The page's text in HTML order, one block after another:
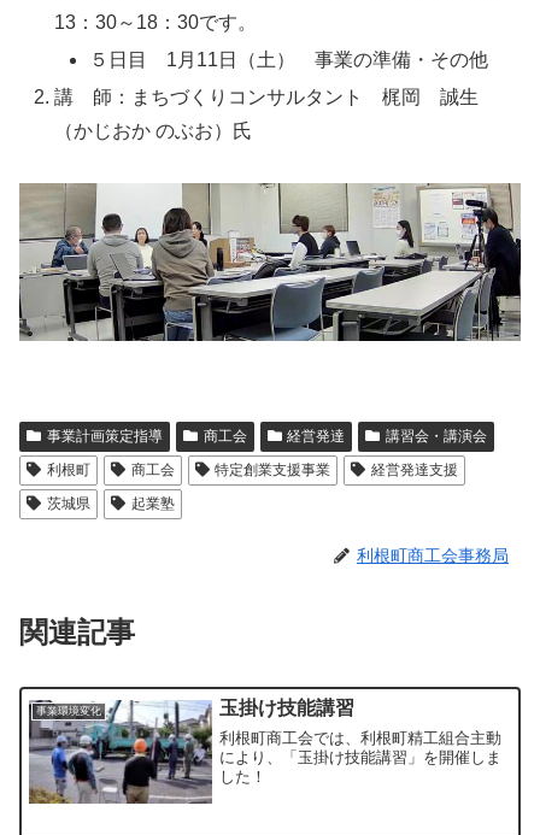
13：30～18：30です。
５日目 1月11日（土） 事業の準備・その他
講 師：まちづくりコンサルタント 梶岡 誠生
（かじおか のぶお）氏
事業計画策定指導 商工会 経営発達
講習会・講演会
利根町
商工会 特定創業支援事業
経営発達支援
茨城県
起業塾
利根町商工会事務局
関連記事
事業環境変化 玉掛け技能講習
利根町商工会では、利根町精工組合主動
により、「玉掛け技能講習」を開催しま
した！